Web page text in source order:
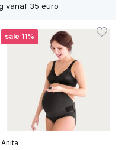
vanaf 35 euro
sale 11%
Anita